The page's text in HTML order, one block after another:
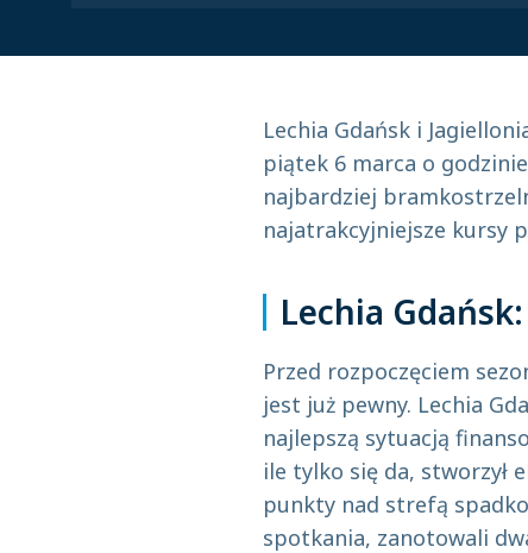
Lechia Gdańsk i
piątek 6 marca o
najbardziej
najatrakcyjniejsze kursy
Lechia
Przed rozpoczęciem
jest już pewny. Lechia
najlepszą sytuacją
ile tylko się da, stworzył
punkty nad strefą
spotkania, zanotowali